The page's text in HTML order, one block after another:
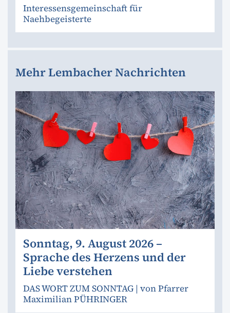
Interessensgemeinschaft für
Naehbegeisterte
Mehr Lembacher Nachrichten
Sonntag, 9. August 2026 –
Sprache des Herzens und der
Liebe verstehen
DAS WORT ZUM SONNTAG | von Pfarrer
Maximilian PÜHRINGER